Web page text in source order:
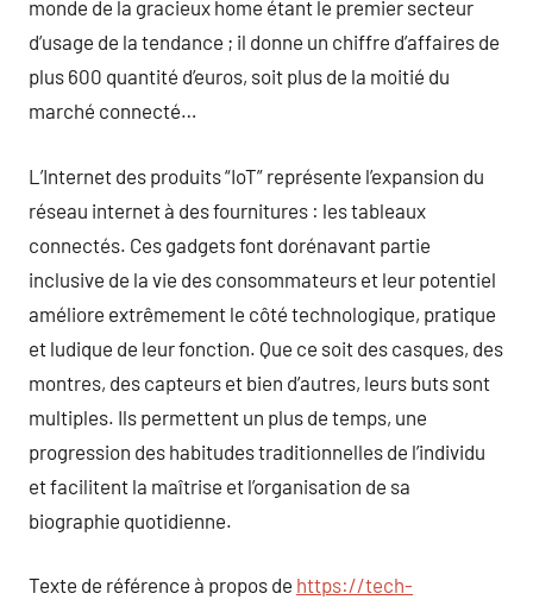
monde de la gracieux home étant le premier secteur
d’usage de la tendance ; il donne un chiffre d’affaires de
plus 600 quantité d’euros, soit plus de la moitié du
marché connecté…
L’Internet des produits “IoT” représente l’expansion du
réseau internet à des fournitures : les tableaux
connectés. Ces gadgets font dorénavant partie
inclusive de la vie des consommateurs et leur potentiel
améliore extrêmement le côté technologique, pratique
et ludique de leur fonction. Que ce soit des casques, des
montres, des capteurs et bien d’autres, leurs buts sont
multiples. Ils permettent un plus de temps, une
progression des habitudes traditionnelles de l’individu
et facilitent la maîtrise et l’organisation de sa
biographie quotidienne.
Texte de référence à propos de https://tech-